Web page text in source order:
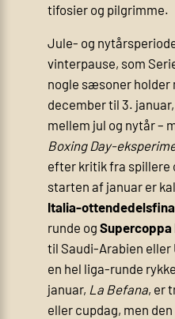
tifosier og pilgrimme.
Jule- og
vinterpause, som
nogle sæsoner holder
december til 3.
mellem jul og nytår –
Boxing Day-
efter kritik fra spillere
starten af januar er
Italia-
runde og Supercoppa
til Saudi-Arabien
en hel liga-runde
januar, La Befana, er
eller cupdag, men